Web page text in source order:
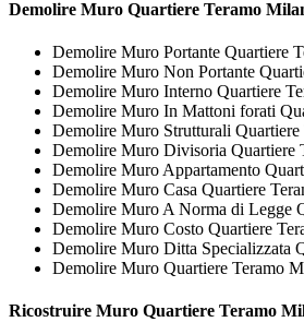
Demolire Muro Quartiere Teramo
Demolire Muro Portante Quartiere
Demolire Muro Non Portante
Demolire Muro Interno Quartiere
Demolire Muro In Mattoni forati
Demolire Muro Strutturali
Demolire Muro Divisoria Quartiere
Demolire Muro Appartamento
Demolire Muro Casa Quartiere
Demolire Muro A Norma di Legge
Demolire Muro Costo Quartiere
Demolire Muro Ditta Specializzata
Demolire Muro Quartiere Teramo
Ricostruire Muro Quartiere Teramo